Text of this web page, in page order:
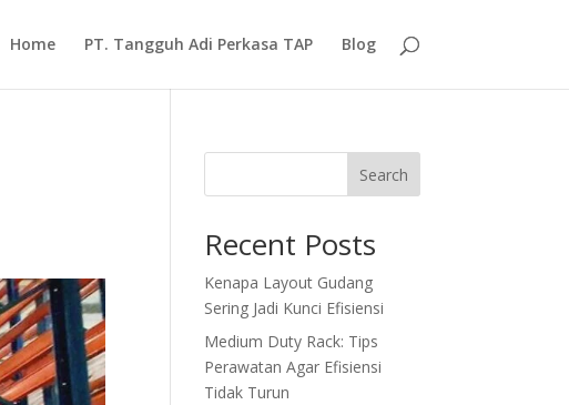
Home PT. Tangguh Adi Perkasa TAP Blog
Search
Recent Posts
Kenapa Layout Gudang
Sering Jadi Kunci Efisiensi
Medium Duty Rack: Tips
Perawatan Agar Efisiensi
Tidak Turun